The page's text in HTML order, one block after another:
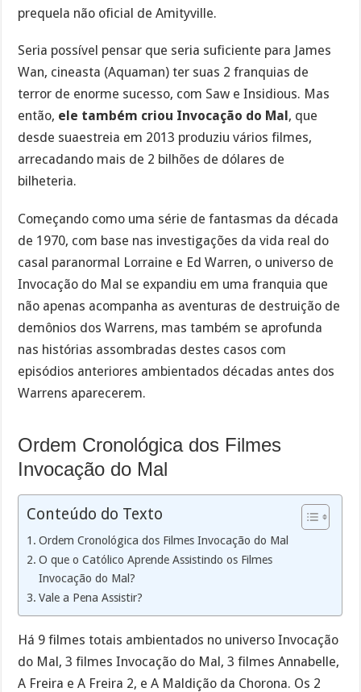
prequela não oficial de Amityville.
Seria possível pensar que seria suficiente para James
Wan, cineasta (Aquaman) ter suas 2 franquias de
terror de enorme sucesso, com Saw e Insidious. Mas
então, ele também criou Invocação do Mal , que
desde suaestreia em 2013 produziu vários filmes,
arrecadando mais de 2 bilhões de dólares de
bilheteria.
Começando como uma série de fantasmas da década
de 1970, com base nas investigações da vida real do
casal paranormal Lorraine e Ed Warren, o universo de
Invocação do Mal se expandiu em uma franquia que
não apenas acompanha as aventuras de destruição de
demônios dos Warrens, mas também se aprofunda
nas histórias assombradas destes casos com
episódios anteriores ambientados décadas antes dos
Warrens aparecerem.
Ordem Cronológica dos Filmes
Invocação do Mal
Conteúdo do Texto
Ordem Cronológica dos Filmes Invocação do Mal
O que o Católico Aprende Assistindo os Filmes
Invocação do Mal?
Vale a Pena Assistir?
Há 9 filmes totais ambientados no universo Invocação
do Mal, 3 filmes Invocação do Mal, 3 filmes Annabelle,
A Freira e A Freira 2, e A Maldição da Chorona. Os 2